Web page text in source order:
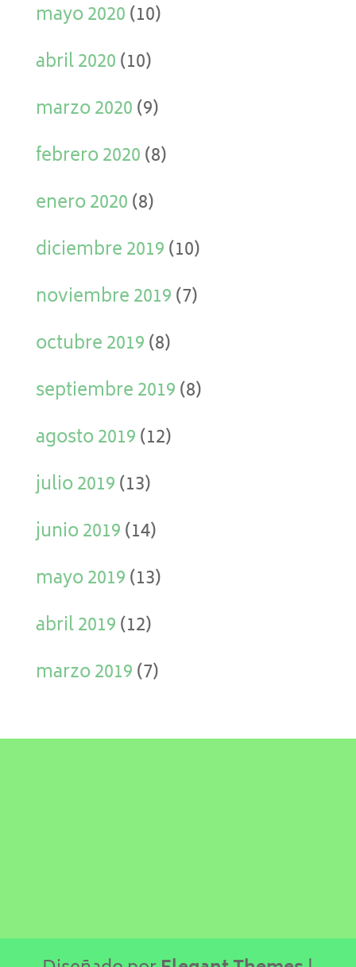
mayo 2020(10)
abril 2020(10)
marzo 2020(9)
febrero 2020(8)
enero 2020(8)
diciembre 2019(10)
noviembre 2019(7)
octubre 2019(8)
septiembre 2019(8)
agosto 2019(12)
julio 2019(13)
junio 2019(14)
mayo 2019(13)
abril 2019(12)
marzo 2019(7)